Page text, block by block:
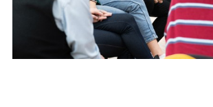
Fachbereiche
Bildungswissenschaften